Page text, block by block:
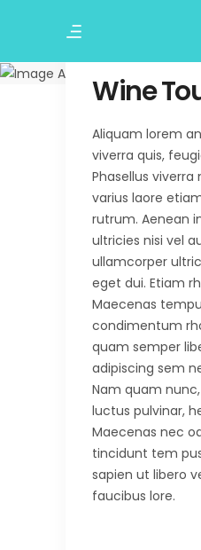
Wine
Aliquam lorem
viverra quis,
Phasellus
varius laore
rutrum. Aenean
ultricies nisi vel
ullamcorper
eget dui. Etiam
Maecenas
condimentum
quam semper
adipiscing sem
Nam quam
luctus pulvinar,
Maecenas nec
tincidunt tem
sapien ut libero
faucibus lore.